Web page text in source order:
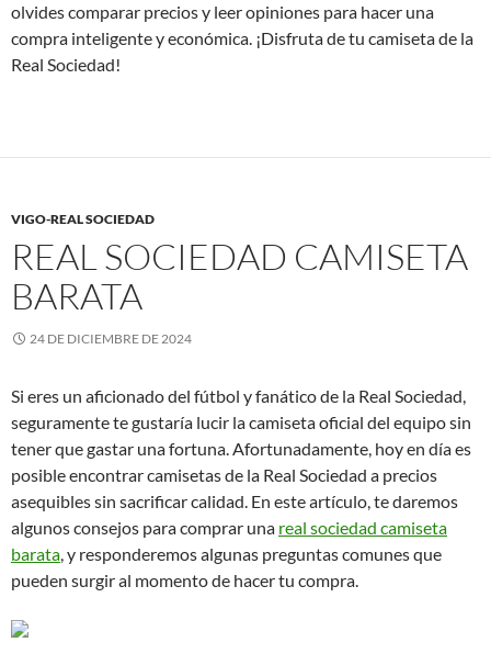
olvides comparar precios y leer opiniones para hacer una
compra inteligente y económica. ¡Disfruta de tu camiseta de la
Real Sociedad!
VIGO-REAL SOCIEDAD
REAL SOCIEDAD CAMISETA
BARATA
24 DE DICIEMBRE DE 2024
Si eres un aficionado del fútbol y fanático de la Real Sociedad,
seguramente te gustaría lucir la camiseta oficial del equipo sin
tener que gastar una fortuna. Afortunadamente, hoy en día es
posible encontrar camisetas de la Real Sociedad a precios
asequibles sin sacrificar calidad. En este artículo, te daremos
algunos consejos para comprar una real sociedad camiseta
barata, y responderemos algunas preguntas comunes que
pueden surgir al momento de hacer tu compra.